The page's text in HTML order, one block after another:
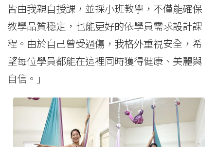
皆由我親自授課，並採小班教學，不僅能確保
教學品質穩定，也能更好的依學員需求設計課
程。由於自己曾受過傷，我格外重視安全，希
望每位學員都能在這裡同時獲得健康、美麗與
自信。」